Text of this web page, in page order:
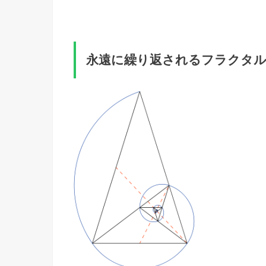
永遠に繰り返されるフラクタ